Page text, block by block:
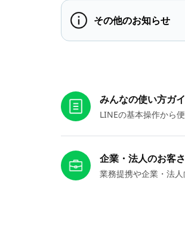
その他のお知らせ
みんなの使い方ガ
LINEの基本操作から
企業・法人のお客
業務提携や企業・法